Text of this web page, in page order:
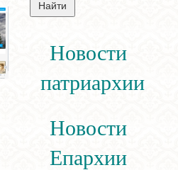
Новости
патриархии
Новости
Епархии